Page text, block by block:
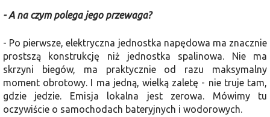
- A na czym polega jego przewaga?
- Po pierwsze, elektryczna jednostka napędowa ma znacznie
prostszą konstrukcję niż jednostka spalinowa. Nie ma
skrzyni biegów, ma praktycznie od razu maksymalny
moment obrotowy. I ma jedną, wielką zaletę - nie truje tam,
gdzie jedzie. Emisja lokalna jest zerowa. Mówimy tu
oczywiście o samochodach bateryjnych i wodorowych.